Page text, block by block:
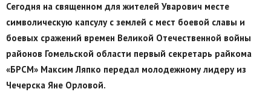
Telegram
Сегодня на священном для жителей Уварович месте
символическую капсулу с землей с мест боевой славы и
боевых сражений времен Великой Отечественной войны
районов Гомельской области первый секретарь райкома
«БРСМ» Максим Ляпко передал молодежному лидеру из
Чечерска Яне Орловой.